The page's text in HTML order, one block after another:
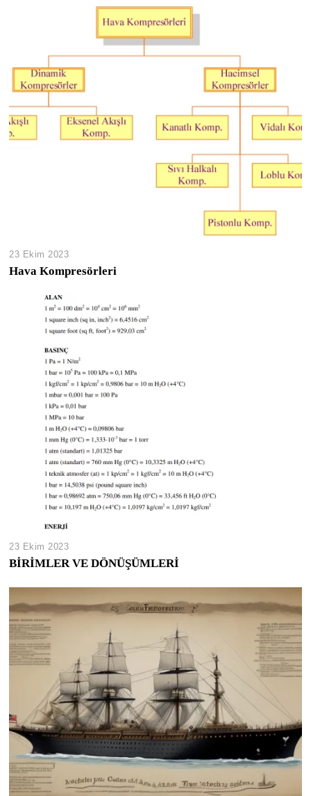
23 Ekim 2023
Hava Kompresörleri
23 Ekim 2023
BİRİMLER VE DÖNÜŞÜMLERİ